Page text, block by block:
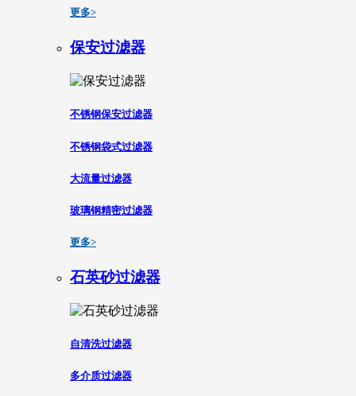
更多>
保安过滤器
不锈钢保安过滤器
不锈钢袋式过滤器
大流量过滤器
玻璃钢精密过滤器
更多>
石英砂过滤器
自清洗过滤器
多介质过滤器